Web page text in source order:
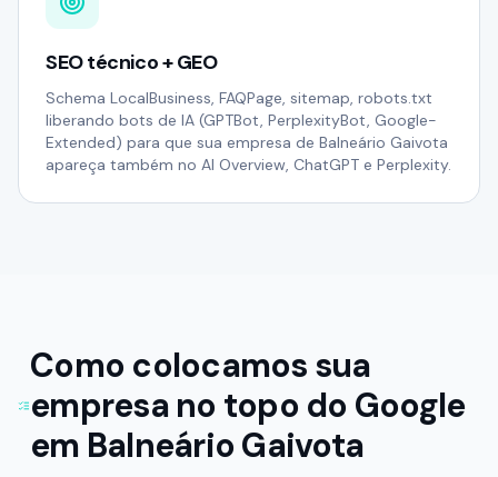
SEO técnico + GEO
Schema LocalBusiness, FAQPage, sitemap, robots.txt
liberando bots de IA (GPTBot, PerplexityBot, Google-
Extended) para que sua empresa de Balneário Gaivota
apareça também no AI Overview, ChatGPT e Perplexity.
Como colocamos sua
empresa no topo do Google
em Balneário Gaivota